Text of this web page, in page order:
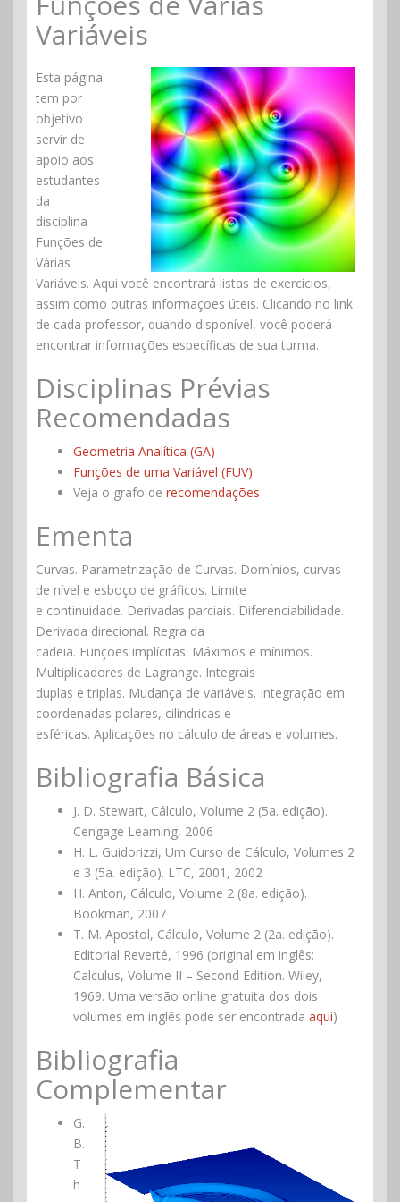
Variáveis
Esta página
tem por
objetivo
servir de
apoio aos
estudantes
da
disciplina
Funções de
Várias
Variáveis. Aqui você encontrará listas de exercícios,
assim como outras informações úteis. Clicando no link
de cada professor, quando disponível, você poderá
encontrar informações específicas de sua turma.
Disciplinas Prévias
Recomendadas
Geometria Analítica (GA)
Funções de uma Variável (FUV)
Veja o grafo de recomendações
Ementa
Curvas. Parametrização de Curvas. Domínios, curvas
de nível e esboço de gráficos. Limite
e continuidade. Derivadas parciais. Diferenciabilidade.
Derivada direcional. Regra da
cadeia. Funções implícitas. Máximos e mínimos.
Multiplicadores de Lagrange. Integrais
duplas e triplas. Mudança de variáveis. Integração em
coordenadas polares, cilíndricas e
esféricas. Aplicações no cálculo de áreas e volumes.
Bibliografia Básica
J. D. Stewart, Cálculo, Volume 2 (5a. edição).
Cengage Learning, 2006
H. L. Guidorizzi, Um Curso de Cálculo, Volumes 2
e 3 (5a. edição). LTC, 2001, 2002
H. Anton, Cálculo, Volume 2 (8a. edição).
Bookman, 2007
T. M. Apostol, Cálculo, Volume 2 (2a. edição).
Editorial Reverté, 1996 (original em inglês:
Calculus, Volume II – Second Edition. Wiley,
1969. Uma versão online gratuita dos dois
volumes em inglês pode ser encontrada aqui)
Bibliografia
Complementar
G.
B.
T
h